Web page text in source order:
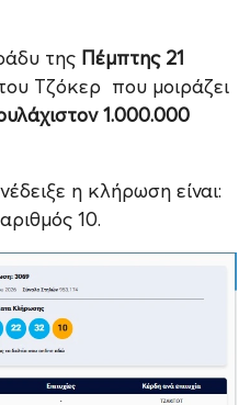
της Πέμπτης 21
Τζόκερ που μοιράζει
1.000.000
η κλήρωση είναι:
10.